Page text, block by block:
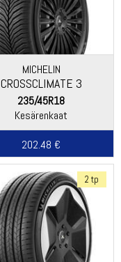
MICHELIN
CROSSCLIMATE 3
235/45R18
Kesärenkaat
202.48 €
2 tp